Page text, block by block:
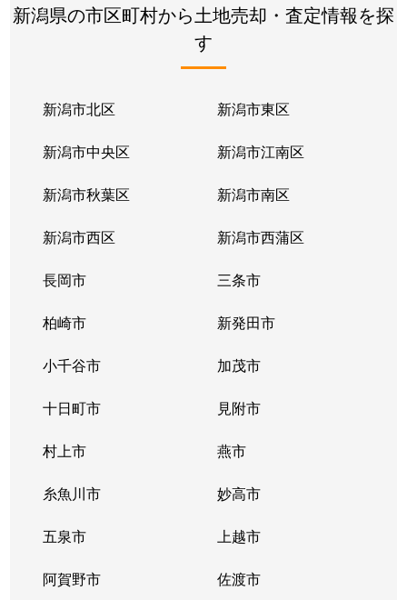
新潟県の市区町村から土地売却・査定情報を探
す
新潟市北区 新潟市東区
新潟市中央区 新潟市江南区
新潟市秋葉区 新潟市南区
新潟市西区 新潟市西蒲区
長岡市 三条市
柏崎市 新発田市
小千谷市 加茂市
十日町市 見附市
村上市 燕市
糸魚川市 妙高市
五泉市 上越市
阿賀野市 佐渡市